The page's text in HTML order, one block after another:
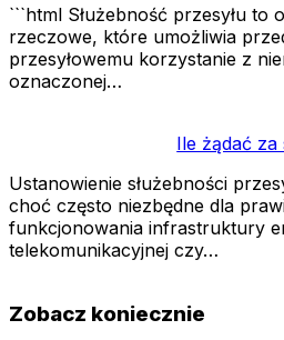
```html Służebność przesyłu to
rzeczowe, które umożliwia
przesyłowemu korzystanie z
oznaczonej…
Ile żądać za
Ustanowienie służebności
choć często niezbędne dla
funkcjonowania infrastruktury
telekomunikacyjnej czy…
Zobacz koniecznie